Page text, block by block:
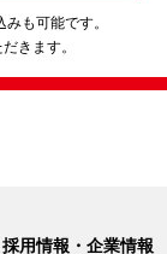
も可能です。
きます。
採用情報・企業情報